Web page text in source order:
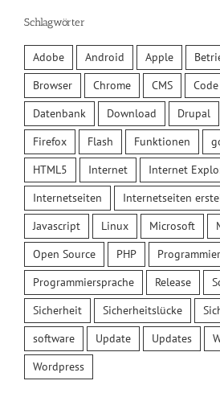
Schlagwörter
Adobe Android Apple
Browser
Chrome CMS Code
Datenbank
Download Drupal
Firefox
Flash Funktionen
HTML5
Internet Internet
Internetseiten
Internetseiten
Javascript
Linux Microsoft
Open Source
PHP
Programmiersprache
Release
Sicherheit
Sicherheitslücke
software
Update Updates
Wordpress